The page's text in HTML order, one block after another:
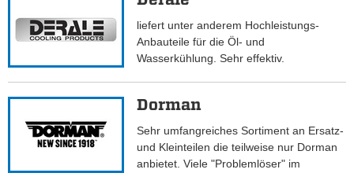
liefert unter anderem Hochleistungs-
Anbauteile für die Öl- und
Wasserkühlung. Sehr effektiv.
Dorman
Sehr umfangreiches Sortiment an Ersatz-
und Kleinteilen die teilweise nur Dorman
anbietet. Viele "Problemlöser" im